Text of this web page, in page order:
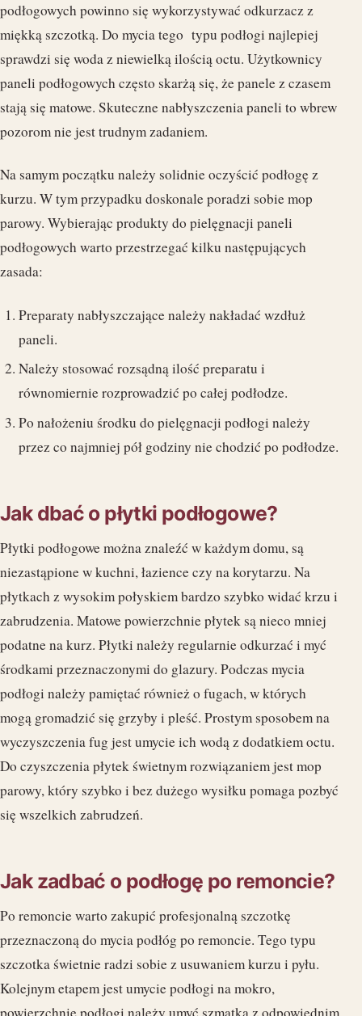
podłogowych powinno się wykorzystywać odkurzacz z
miękką szczotką. Do mycia tego typu podłogi najlepiej
sprawdzi się woda z niewielką ilością octu. Użytkownicy
paneli podłogowych często skarżą się, że panele z czasem
stają się matowe. Skuteczne nabłyszczenia paneli to wbrew
pozorom nie jest trudnym zadaniem.
Na samym początku należy solidnie oczyścić podłogę z
kurzu. W tym przypadku doskonale poradzi sobie mop
parowy. Wybierając produkty do pielęgnacji paneli
podłogowych warto przestrzegać kilku następujących
zasada:
Preparaty nabłyszczające należy nakładać wzdłuż
paneli.
Należy stosować rozsądną ilość preparatu i
równomiernie rozprowadzić po całej podłodze.
Po nałożeniu środku do pielęgnacji podłogi należy
przez co najmniej pół godziny nie chodzić po podłodze.
Jak dbać o płytki podłogowe?
Płytki podłogowe można znaleźć w każdym domu, są
niezastąpione w kuchni, łazience czy na korytarzu. Na
płytkach z wysokim połyskiem bardzo szybko widać krzu i
zabrudzenia. Matowe powierzchnie płytek są nieco mniej
podatne na kurz. Płytki należy regularnie odkurzać i myć
środkami przeznaczonymi do glazury. Podczas mycia
podłogi należy pamiętać również o fugach, w których
mogą gromadzić się grzyby i pleść. Prostym sposobem na
wyczyszczenia fug jest umycie ich wodą z dodatkiem octu.
Do czyszczenia płytek świetnym rozwiązaniem jest mop
parowy, który szybko i bez dużego wysiłku pomaga pozbyć
się wszelkich zabrudzeń.
Jak zadbać o podłogę po remoncie?
Po remoncie warto zakupić profesjonalną szczotkę
przeznaczoną do mycia podłóg po remoncie. Tego typu
szczotka świetnie radzi sobie z usuwaniem kurzu i pyłu.
Kolejnym etapem jest umycie podłogi na mokro,
powierzchnię podłogi należy umyć szmatką z odpowiednim